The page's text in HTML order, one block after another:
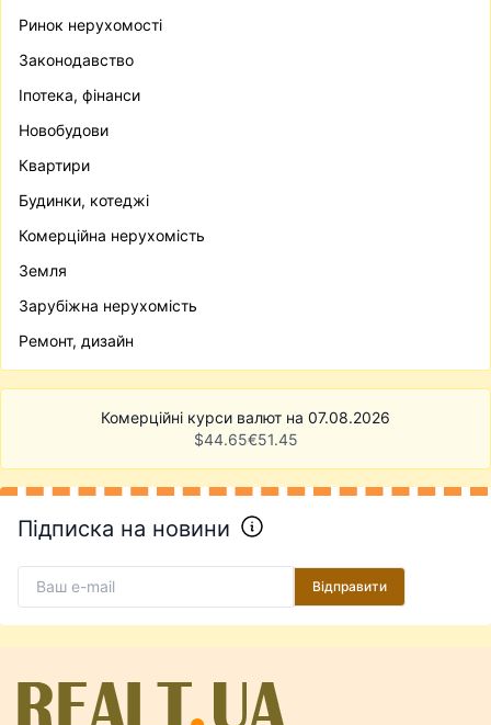
Ринок нерухомості
Законодавство
Іпотека, фінанси
Новобудови
Квартири
Будинки, котеджі
Комерційна нерухомість
Земля
Зарубіжна нерухомість
Ремонт, дизайн
Комерційні курси валют на 07.08.2026
$44.65€51.45
Підписка на новини
Відправити